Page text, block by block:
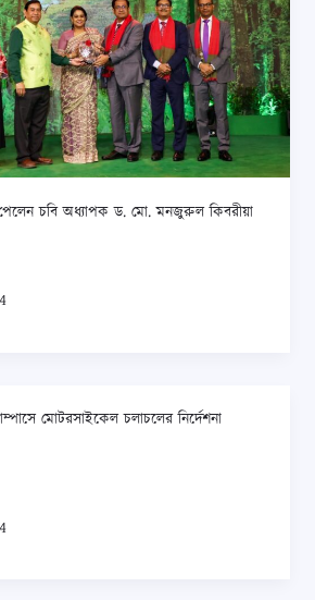
চবি অধ্যাপক ড. মো. মনজুরুল কিবরীয়া
মোটরসাইকেল চলাচলের নির্দেশনা